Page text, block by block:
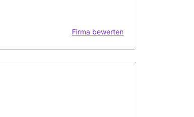
Firma bewerten